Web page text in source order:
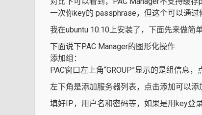
一次你key的 passphrase，但这个可以通过
我在ubuntu 10.10上安装了，下面先来做简
下面说下PAC Manager的图形化操作
添加组：
PAC窗口左上角“GROUP”显示的是组信息
左下角是添加服务器列表，点击添加可以添
填好IP，用户名和密码等，如果是用key登